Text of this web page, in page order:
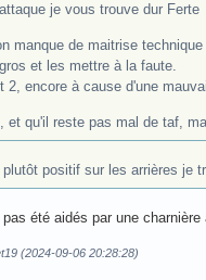
je vous trouve dur
manque de maitrise
et les mettre à la faute.
2, encore à cause d'une
et qu'il reste pas mal de taf,
positif sur les arrières je
été aidés par une charnière
(2024-09-06 20:28:28)